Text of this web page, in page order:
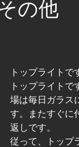
の他
トップライト
トップライト
場は毎日ガラス
す。またすぐに
返しです。
従って、トップ